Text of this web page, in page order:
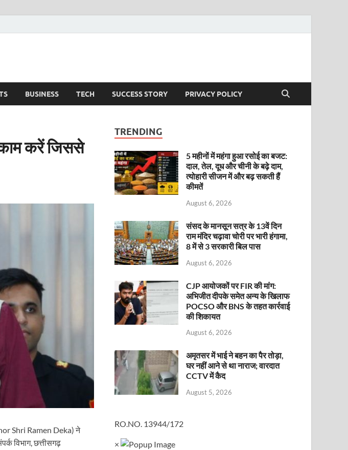
BUSINESS TECH SUCCESS STORY PRIVACY POLICY
करें जिससे
Shri Ramen Deka) ने
विभाग, छत्तीसगढ़
TRENDING
5 महीनों में महंगा हुआ रसोई का बजट:
दाल, तेल, दूध और चीनी के बढ़े दाम,
त्योहारी सीजन में और बढ़ सकती हैं
कीमतें
August 6, 2026
संसद के मानसून सत्र के 13वें दिन
राम मंदिर चढ़ावा चोरी पर भारी हंगामा,
8 में से 3 सरकारी बिल पास
August 6, 2026
CJP आयोजकों पर FIR की मांग:
अभिजीत दीपके समेत अन्य के खिलाफ
POCSO और BNS के तहत कार्रवाई
की शिकायत
August 6, 2026
अमृतसर में भाई ने बहन का पैर तोड़ा,
घर नहीं आने से था नाराज; वारदात
CCTV में कैद
August 5, 2026
RO.NO. 13944/172
×